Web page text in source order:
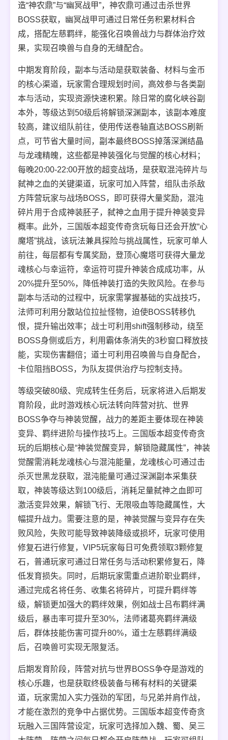
造“神农鼎”与“幽冥战甲”，神农鼎可通过击杀世界
BOSS获取，幽冥战甲可通过日常任务积累材料合
成，搭配左慈羁绊，能强化召唤兽战力与群体治疗效
果，实现召唤兽与自身的无缝配合。
中期发育阶段，副本与活动是获取装备、材料与金币
的核心渠道，玩家需合理规划时间，高效参与各类副
本与活动，实现资源快速积累。除日常的腐化峡谷副
本外，等级达到50级后将解锁深渊副本，该副本难度
较高，建议组队前往，使用传送卷轴直达BOSS刷新
点，可节省大量时间，副本最终BOSS掉落深渊结晶
与龙魂精魄，这些都是神装强化与觉醒的核心材料；
每晚20:00-22:00开放的超变战场，是获取混沌碎片与
弑神之血的关键渠道，玩家可加入阵营，组队击杀敌
方阵营玩家与战场BOSS，即可获得大量奖励，混沌
碎片用于合成神装胚子，弑神之血用于提升神装变异
概率。此外，三国版本超变传奇贪玩每日还会开放“心
魔塔”挑战，该玩法兼具探险与挑战属性，玩家可单人
前往，每层都有专属奖励，登顶心魔塔可获得大量龙
魂核心与幸运符，幸运符可提升神装合成成功率，从
20%提升至50%，降低神装打造的失败风险。在参与
副本与活动的过程中，玩家需掌握基础的实战技巧，
法师可利用分散站位拉扯怪物，迫使BOSS转移仇
恨，提升输出效率；战士可利用shift强制移动，绕至
BOSS身侧或后方，利用霸体条消失的3秒窗口释放技
能，实现伤害翻倍；道士可利用召唤兽与自身配合，
卡位阻挡BOSS，为队友提供治疗与控制支持。
等级突破80级、完成转生任务后，玩家将进入后期发
育阶段，此时游戏核心玩法转向阵营对抗、世界
BOSS争夺与神装觉醒，战力的差距主要体现在神装
变异、羁绊进阶与操作技巧上。三国版本超变传奇贪
玩的后期核心是“神装觉醒变异，解锁隐藏属性”，神装
觉醒需消耗龙魂核心与混沌能量，龙魂核心可通过击
杀灭世黑龙获取，混沌能量可通过深渊副本采集获
取，神装等级达到100级后，消耗足量弑神之血即可
激活变异效果，解锁飞行、无限吸血等隐藏属性，大
幅提升战力。需要注意的是，神装觉醒与变异存在失
败风险，失败可能导致神装降级或损坏，玩家可使用
修复石进行修复，VIP5玩家每日可免费领取3颗修复
石，普通玩家可通过日常任务与活动积累修复石，降
低发育损失。同时，后期玩家需重点进阶职业羁绊，
通过完成名将任务、收集名将碎片，可提升羁绊等
级，解锁更加强大的羁绊效果，例如战士吕布羁绊满
级后，暴击率可提升至30%，法师诸葛亮羁绊满级
后，群体技能伤害可提升80%，道士左慈羁绊满级
后，召唤兽可实现无限复活。
后期发育阶段，阵营对抗与世界BOSS争夺是游戏的
核心乐趣，也是获取终极装备与稀有材料的关键渠
道，玩家需加入实力强劲的军团，与兄弟并肩作战，
才能在激烈的竞争中占据优势。三国版本超变传奇贪
玩融入三国阵营设定，玩家可选择加入魏、蜀、吴三